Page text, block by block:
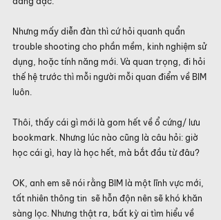
Nhưng mấy diễn đàn thì cứ hỏi quanh quẩn
trouble shooting cho phần mềm, kinh nghiệm sử
dụng, hoặc tính năng mới. Và quan trọng, đi hỏi
thế hệ trước thì mỗi người mỗi quan điểm về BIM
luôn.
Thôi, thấy cái gì mới là gom hết về ổ cứng/ lưu
bookmark. Nhưng lúc nào cũng là câu hỏi: giờ
học cái gì, hay là học hết, mà bắt đầu từ đâu?
OK, anh em sẽ nói rằng BIM là một lĩnh vực mới,
tất nhiên thông tin  sẽ hỗn độn nên sẽ khó khăn
sàng lọc. Nhưng thật ra, bất kỳ ai tìm hiểu về